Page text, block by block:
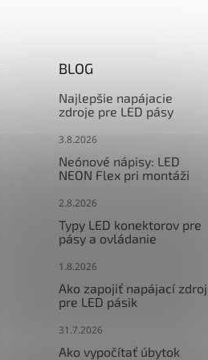
BLOG
Najlepšie napájacie
zdroje pre LED pásy
3.8.2026
Neónové nápisy: LED
NEON Flex pri montáži
2.8.2026
Typy LED konektorov pre
pásy a ovládanie
1.8.2026
Ako zapojiť napájací zdroj
pre LED pásik
31.7.2026
Ako vypočítať úbytok